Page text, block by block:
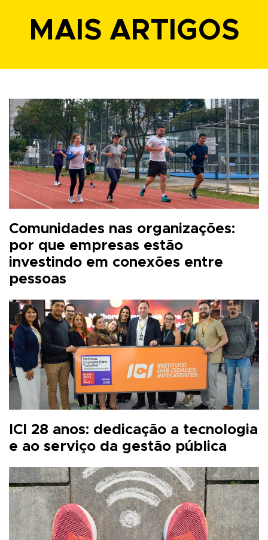
MAIS ARTIGOS
Comunidades nas organizações:
por que empresas estão
investindo em conexões entre
pessoas
ICI 28 anos: dedicação a tecnologia
e ao serviço da gestão pública